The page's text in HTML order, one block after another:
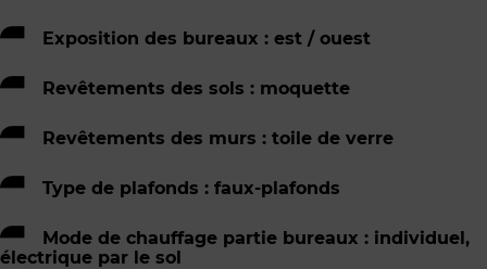
Exposition des bureaux : est / ouest
Revêtements des sols : moquette
Revêtements des murs : toile de verre
Type de plafonds : faux-plafonds
Mode de chauffage partie bureaux : individuel,
électrique par le sol